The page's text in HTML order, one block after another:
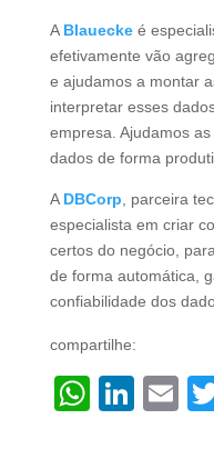
A Blauecke é
efetivamente vão
e ajudamos a montar
interpretar esses
empresa. Ajudamos
dados de forma
A DBCorp, parceira
especialista em criar
certos do negócio,
de forma automática,
confiabilidade dos
compartilhe:
W
Li
E